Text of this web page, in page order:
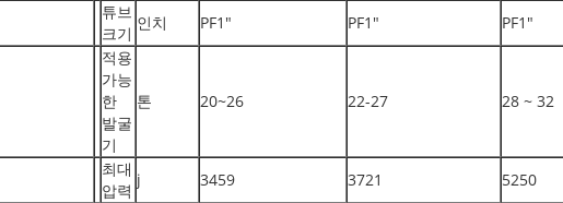
튜브
크기
인치 PF1" PF1" PF1"
적용
가능
한
발굴
기
톤 20~26 22-27 28 ~ 32
최대
압력
j 3459 3721 5250